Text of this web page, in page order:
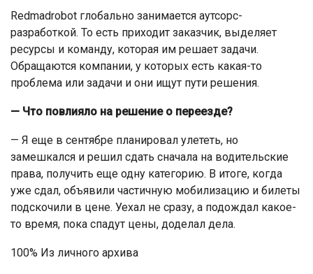
Redmadrobot глобально занимается аутсорс-
разработкой. То есть приходит заказчик, выделяет
ресурсы и команду, которая им решает задачи.
Обращаются компании, у которых есть какая-то
проблема или задачи и они ищут пути решения.
— Что повлияло на решение о переезде?
— Я еще в сентябре планировал улететь, но
замешкался и решил сдать сначала на водительские
права, получить еще одну категорию. В итоге, когда
уже сдал, объявили частичную мобилизацию и билеты
подскочили в цене. Уехал не сразу, а подождал какое-
то время, пока спадут цены, доделал дела.
100% Из личного архива